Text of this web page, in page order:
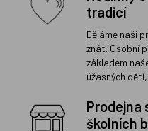
tradicí
Děláme naši
znát. Osobní
základem
úžasných
Prodejna
školních